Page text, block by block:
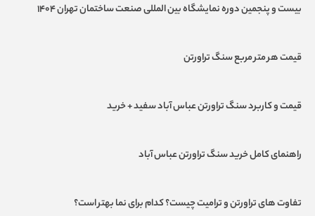
بیست و پنجمین دوره نمایشگاه بین المللی صنعت ساختمان تهران ۱۴۰۴
قیمت هر متر مربع سنگ تراورتن
قیمت و کاربرد سنگ تراورتن عباس آباد سفید + خرید
راهنمای کامل خرید سنگ تراورتن عباس آباد
تفاوت های تراورتن و ترامیت چیست؟ کدام برای نما بهتر است؟